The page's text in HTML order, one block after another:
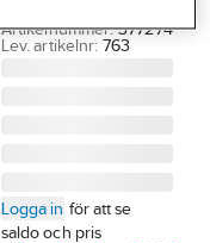
Artikelnummer: 377274
Lev. artikelnr: 763
Logga in för att se
saldo och pris